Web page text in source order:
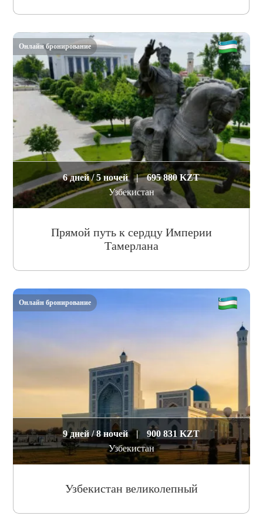
6 дней / 5 ночей |
695 880 KZT
Узбекистан
Прямой путь к сердцу Империи
Тамерлана
Онлайн бронирование
9 дней / 8 ночей |
900 831 KZT
Узбекистан
Узбекистан великолепный
Онлайн бронирование